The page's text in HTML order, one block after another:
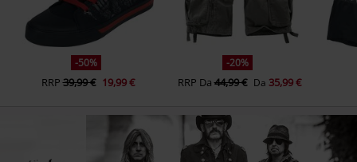
-50%
RRP39,99 € 19,99 €
-20%
RRP Da44,99 € Da 35,99 €